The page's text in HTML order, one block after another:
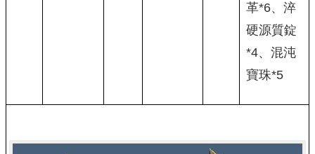
革*6、淬
硬源質錠
*4、混沌
寶珠*5